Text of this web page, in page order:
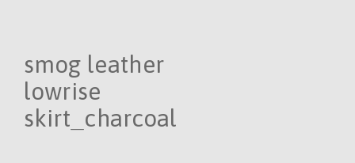
smog leather
lowrise
skirt_charcoal